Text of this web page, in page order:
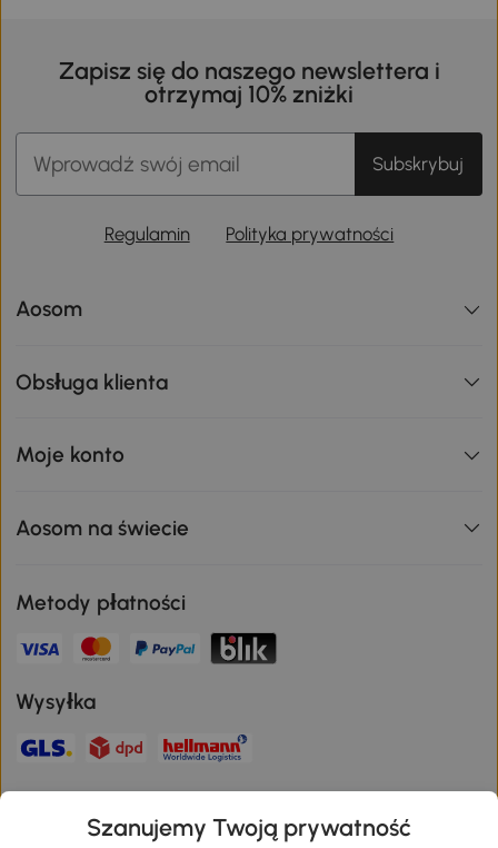
Zapisz się do naszego newslettera i
otrzymaj 10% zniżki
Subskrybuj
Regulamin Polityka prywatności
Aosom
Obsługa klienta
Moje konto
Aosom na świecie
Metody płatności
Wysyłka
Szanujemy Twoją prywatność